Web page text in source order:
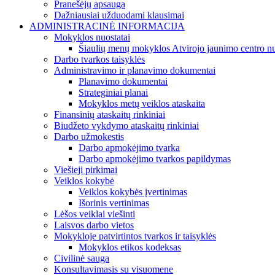
Pranešėjų apsauga
Dažniausiai užduodami klausimai
ADMINISTRACINĖ INFORMACIJA
Mokyklos nuostatai
Šiaulių menų mokyklos Atvirojo jaunimo centro
Darbo tvarkos taisyklės
Administravimo ir planavimo dokumentai
Planavimo dokumentai
Strateginiai planai
Mokyklos metų veiklos ataskaita
Finansinių ataskaitų rinkiniai
Biudžeto vykdymo ataskaitų rinkiniai
Darbo užmokestis
Darbo apmokėjimo tvarka
Darbo apmokėjimo tvarkos papildymas
Viešieji pirkimai
Veiklos kokybė
Veiklos kokybės įvertinimas
Išorinis vertinimas
Lėšos veiklai viešinti
Laisvos darbo vietos
Mokykloje patvirtintos tvarkos ir taisyklės
Mokyklos etikos kodeksas
Civilinė sauga
Konsultavimasis su visuomene